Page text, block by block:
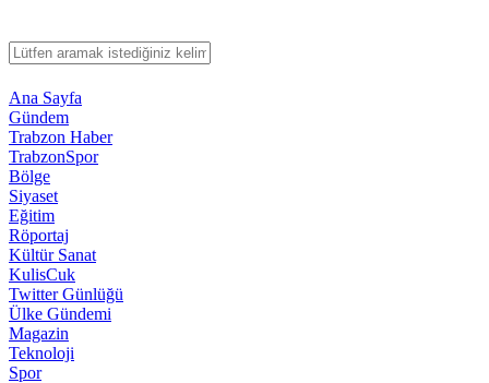
Ana Sayfa
Gündem
Trabzon Haber
TrabzonSpor
Bölge
Siyaset
Eğitim
Röportaj
Kültür Sanat
KulisCuk
Twitter Günlüğü
Ülke Gündemi
Magazin
Teknoloji
Spor